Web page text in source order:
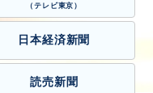
（テレビ東京）
日本経済新聞
読売新聞